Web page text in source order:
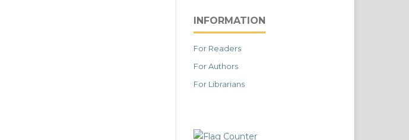
INFORMATION
For Readers
For Authors
For Librarians